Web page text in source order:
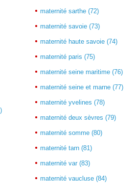
maternité sarthe (72)
maternité savoie (73)
maternité haute savoie (74)
maternité paris (75)
maternité seine maritime (76)
maternité seine et marne (77)
maternité yvelines (78)
maternité deux sèvres (79)
maternité somme (80)
maternité tarn (81)
maternité var (83)
maternité vaucluse (84)